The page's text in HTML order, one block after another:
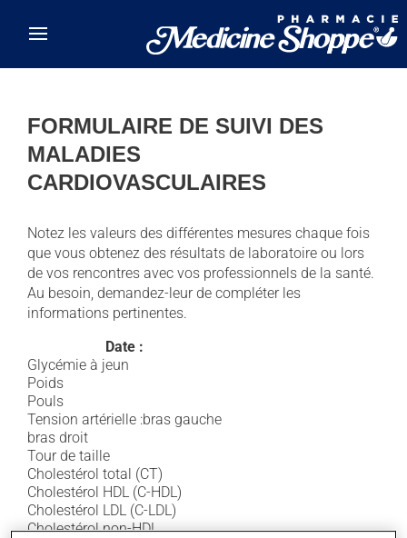
FORMULAIRE DE SUIVI DES
MALADIES
CARDIOVASCULAIRES
Notez les valeurs des différentes mesures chaque fois
que vous obtenez des résultats de laboratoire ou lors
de vos rencontres avec vos professionnels de la santé.
Au besoin, demandez-leur de compléter les
informations pertinentes.
Date :
Glycémie à jeun
Poids
Pouls
Tension artérielle :bras gauche
bras droit
Tour de taille
Cholestérol total (CT)
Cholestérol HDL (C-HDL)
Cholestérol LDL (C-LDL)
Cholestérol non-HDL